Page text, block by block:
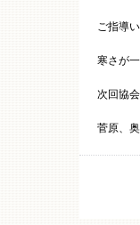
ご指導
寒さが
次回協
菅原、